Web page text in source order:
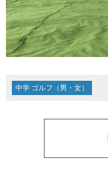
中学 ゴルフ（男・女）